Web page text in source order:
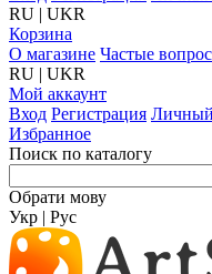
RU | UKR
Корзина
О магазине Частые
RU | UKR
Мой аккаунт
Вход Регистрация
Избранное
Поиск по каталогу
Обрати мову
Укр | Рус